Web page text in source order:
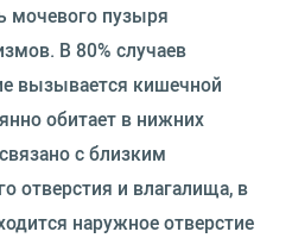
мочевого пузыря
В 80% случаев
вызывается кишечной
обитает в нижних
с близким
отверстия и влагалища, в
наружное отверстие